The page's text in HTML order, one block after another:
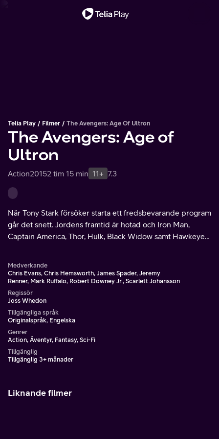
Telia Play Filmer The Avengers: Age Of Ultron
The Avengers: Age of
Ultron
Action20152 tim 15 min 11+ 7.3
När Tony Stark försöker starta ett fredsbevarande program
går det snett. Jordens framtid är hotad och Iron Man,
Captain America, Thor, Hulk, Black Widow samt Hawkeye
Medverkande
Chris Evans, Chris Hemsworth, James Spader, Jeremy
Renner, Mark Ruffalo, Robert Downey Jr., Scarlett Johansson
Regissör
Joss Whedon
Tillgängliga språk
Originalspråk, Engelska
Genrer
Action, Äventyr, Fantasy, Sci-Fi
Tillgänglig
Tillgänglig 3+ månader
Liknande filmer